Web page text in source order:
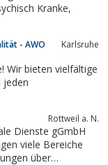
- AWO
Karlsruhe
Wir bieten vielfältige
jeden
Rottweil a. N.
Dienste gGmbH
viele Bereiche
über